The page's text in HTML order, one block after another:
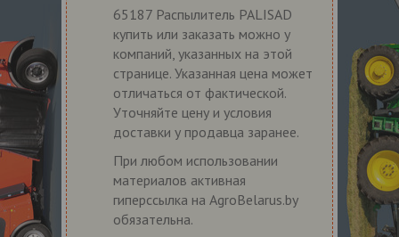
65187 Распылитель PALISAD
купить или заказать можно у
компаний, указанных на этой
странице. Указанная цена может
отличаться от фактической.
Уточняйте цену и условия
доставки у продавца заранее.
При любом использовании
материалов активная
гиперссылка на AgroBelarus.by
обязательна.